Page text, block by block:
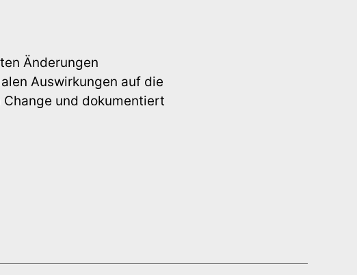
Änderungen
Auswirkungen auf die
und dokumentiert